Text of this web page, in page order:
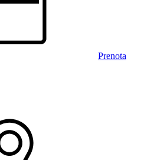
Prenota